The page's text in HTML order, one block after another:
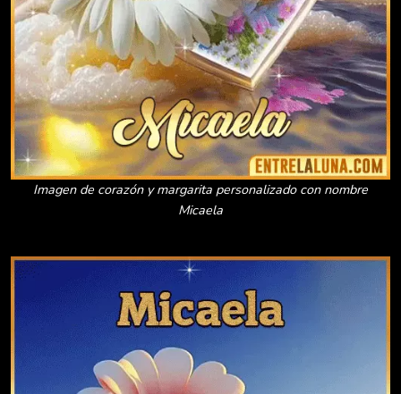
Imagen de corazón y margarita personalizado con nombre
Micaela